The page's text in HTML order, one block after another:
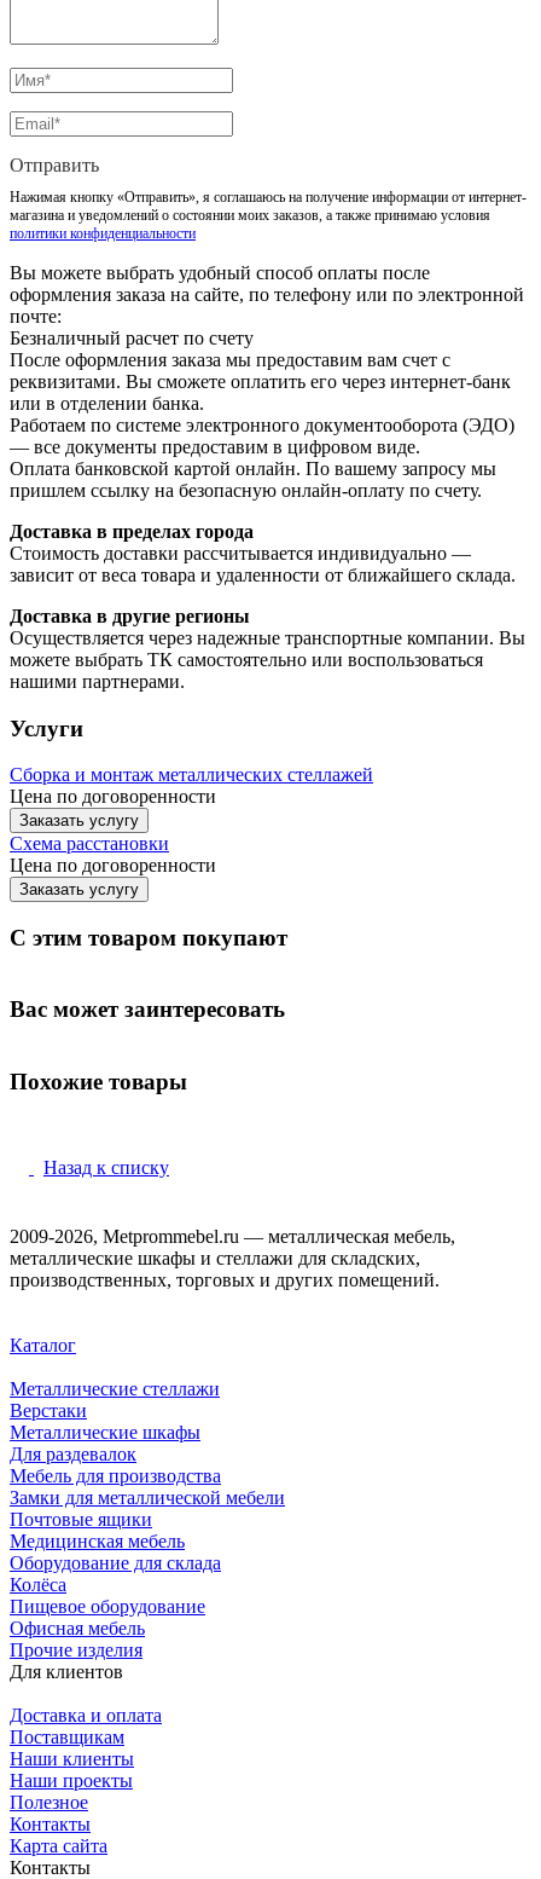
Отправить
Нажимая кнопку «Отправить», я соглашаюсь на получение информации от интернет-
магазина и уведомлений о состоянии моих заказов, а также принимаю условия
политики конфиденциальности
Вы можете выбрать удобный способ оплаты после
оформления заказа на сайте, по телефону или по электронной
почте:
Безналичный расчет по счету
После оформления заказа мы предоставим вам счет с
реквизитами. Вы сможете оплатить его через интернет-банк
или в отделении банка.
Работаем по системе электронного документооборота (ЭДО)
— все документы предоставим в цифровом виде.
Оплата банковской картой онлайн. По вашему запросу мы
пришлем ссылку на безопасную онлайн-оплату по счету.
Доставка в пределах города
Стоимость доставки рассчитывается индивидуально —
зависит от веса товара и удаленности от ближайшего склада.
Доставка в другие регионы
Осуществляется через надежные транспортные компании. Вы
можете выбрать ТК самостоятельно или воспользоваться
нашими партнерами.
Услуги
Сборка и монтаж металлических стеллажей
Цена по договоренности
Заказать услугу
Схема расстановки
Цена по договоренности
Заказать услугу
С этим товаром покупают
Вас может заинтересовать
Похожие товары
Назад к списку
2009-2026, Metprommebel.ru — металлическая мебель,
металлические шкафы и стеллажи для складских,
производственных, торговых и других помещений.
Каталог
Металлические стеллажи
Верстаки
Металлические шкафы
Для раздевалок
Мебель для производства
Замки для металлической мебели
Почтовые ящики
Медицинская мебель
Оборудование для склада
Колёса
Пищевое оборудование
Офисная мебель
Прочие изделия
Для клиентов
Доставка и оплата
Поставщикам
Наши клиенты
Наши проекты
Полезное
Контакты
Карта сайта
Контакты